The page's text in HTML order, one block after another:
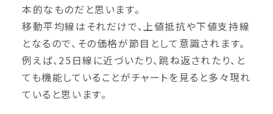
本的なものだと思います。
移動平均線はそれだけで、上値抵抗や下値支持線
となるので、その価格が節目として意識されます。
例えば、25日線に近づいたり、跳ね返されたり、と
ても機能していることがチャートを見ると多々現れ
ていると思います。